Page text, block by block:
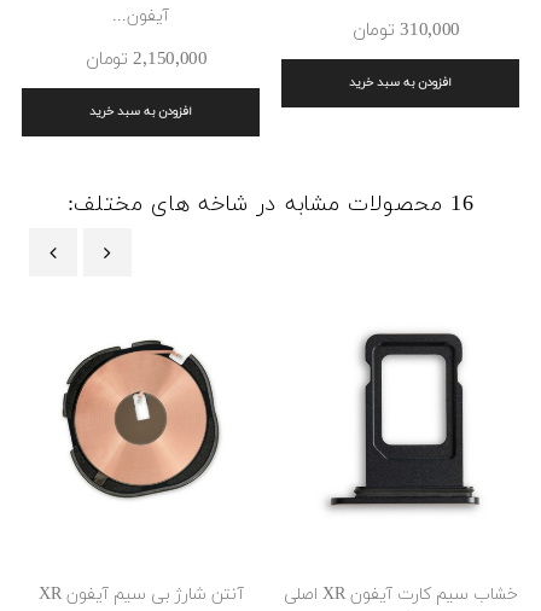
310٬000 ‎تومان
افزودن به سبد خرید
آیفون...
2٬150٬000 ‎تومان
افزودن به سبد خرید
16 محصولات مشابه در شاخه های مختلف:
خشاب سیم کارت آیفون XR اصلی
آنتن شارژ بی سیم آیفون XR